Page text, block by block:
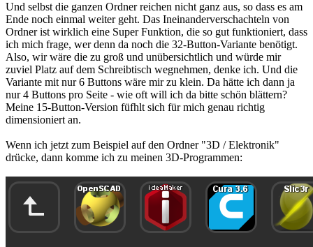
Und selbst die ganzen Ordner reichen nicht ganz aus, so dass es am
Ende noch einmal weiter geht. Das Ineinanderverschachteln von
Ordner ist wirklich eine Super Funktion, die so gut funktioniert, dass
ich mich frage, wer denn da noch die 32-Button-Variante benötigt.
Also, wir wäre die zu groß und unübersichtlich und würde mir
zuviel Platz auf dem Schreibtisch wegnehmen, denke ich. Und die
Variante mit nur 6 Buttons wäre mir zu klein. Da hätte ich dann ja
nur 4 Buttons pro Seite - wie oft will ich da bitte schön blättern?
Meine 15-Button-Version füfhlt sich für mich genau richtig
dimensioniert an.
Wenn ich jetzt zum Beispiel auf den Ordner "3D / Elektronik"
drücke, dann komme ich zu meinen 3D-Programmen: